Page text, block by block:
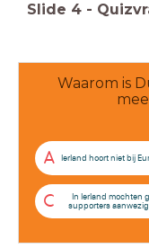
Slide 4 -
Waarom is
A Ierland hoort niet bij
C
In Ierland mochten
supporters